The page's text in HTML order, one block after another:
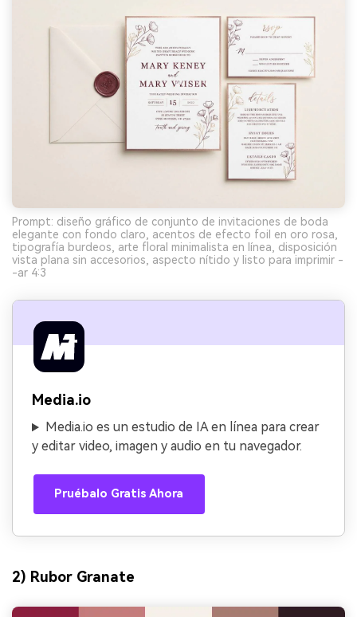
Prompt: diseño gráfico de conjunto de invitaciones de boda
elegante con fondo claro, acentos de efecto foil en oro rosa,
tipografía burdeos, arte floral minimalista en línea, disposición
vista plana sin accesorios, aspecto nítido y listo para imprimir -
-ar 4:3
Media.io
Media.io es un estudio de IA en línea para crear
y editar video, imagen y audio en tu navegador.
Pruébalo Gratis Ahora
2) Rubor Granate